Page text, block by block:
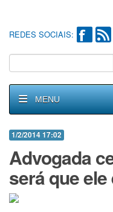
REDES SOCIAIS:
MENU
1/2/2014 17:02
Advogada
será que